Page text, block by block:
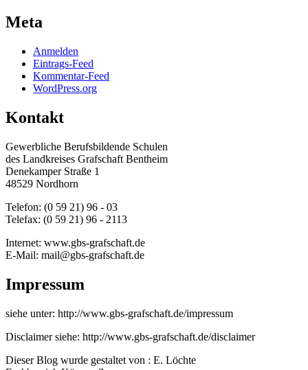
Meta
Anmelden
Eintrags-Feed
Kommentar-Feed
WordPress.org
Kontakt
Gewerbliche Berufsbildende Schulen
des Landkreises Grafschaft Bentheim
Denekamper Straße 1
48529 Nordhorn
Telefon: (0 59 21) 96 - 03
Telefax: (0 59 21) 96 - 2113
Internet: www.gbs-grafschaft.de
E-Mail: mail@gbs-grafschaft.de
Impressum
siehe unter: http://www.gbs-grafschaft.de/impressum
Disclaimer siehe: http://www.gbs-grafschaft.de/disclaimer
Dieser Blog wurde gestaltet von : E. Löchte